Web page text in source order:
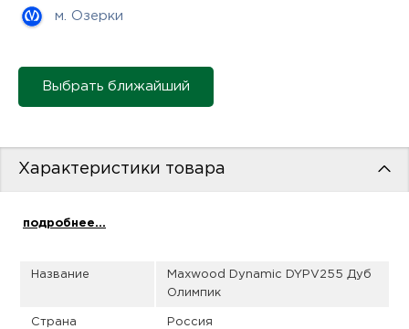
м. Озерки
Выбрать ближайший
Характеристики товара
подробнее...
Название
Maxwood Dynamic DYPV255 Дуб
Олимпик
Страна Россия